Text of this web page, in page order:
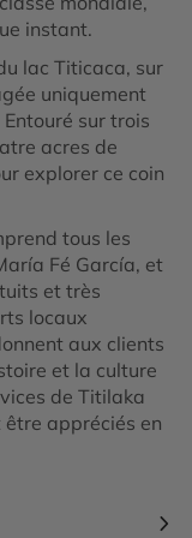
admirer
sommets
où nous
et d’alpagas.
le paysage
aux
visiterons
le nom de « cité
le site
des produits
Nous
Maras et un
et déjeuner
se faufile au
instant.
lac Titicaca, sur
uniquement
sur trois
acres de
explorer ce coin
tous les
Fé García, et
et très
locaux
aux clients
et la culture
de Titilaka
appréciés en